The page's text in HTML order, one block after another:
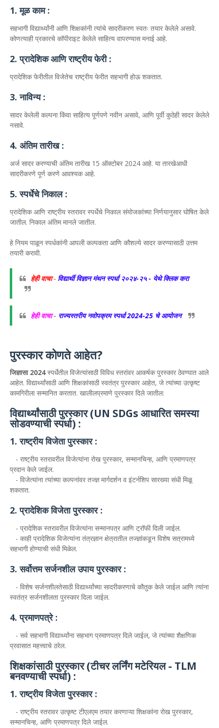
1. मूळ काम :
सहभागी विद्यार्थ्यांनी आणि शिक्षकांनी त्यांचे सादरीकरण स्वतः तयार केलेले असावे.
कोणत्याही प्रकारचे कॉपीराइट केलेले साहित्य वापरण्यास मनाई आहे.
2. प्रादेशिक आणि राष्ट्रीय फेरी :
प्रादेशिक फेरीतील विजेतेच राष्ट्रीय फेरीत सहभागी होऊ शकतात.
3. नाविन्य :
सादर केलेली कल्पना किंवा साहित्य पूर्णपणे नवीन असावे, आणि पूर्वी कुठेही सादर केलेले
नसावे.
4. अंतिम तारीख :
अर्ज सादर करण्याची अंतिम तारीख 15 ऑक्टोबर 2024 आहे. या तारखेआधी
सादरीकरणे पूर्ण करणे आवश्यक आहे.
5. स्पर्धेचे निकाल :
प्रादेशिक आणि राष्ट्रीय स्तरावर स्पर्धेचे निकाल संयोजकांच्या निर्णयानुसार घोषित केले
जातील. निकाल अंतिम मानले जातील.
हे नियम पाळून स्पर्धकांनी आपली कल्पकता आणि कौशल्ये सादर करण्यासाठी उत्तम
तयारी करावी.
हेही वाचा- विद्यार्थी विज्ञान मंथन स्पर्धा २०२४-२५ - येथे क्लिक करा
हेही वाचा- राज्यस्तरीय नवोपक्रम स्पर्धा 2024-25 चे आयोजन
पुरस्कार कोणते आहेत?
जिज्ञासा 2024स्पर्धेतील विजेत्यांसाठी विविध स्तरांवर आकर्षक पुरस्कार ठेवण्यात आले
आहेत. विद्यार्थ्यांसाठी आणि शिक्षकांसाठी स्वतंत्र पुरस्कार आहेत, जे त्यांच्या उत्कृष्ट
कामगिरीला सन्मानित करतात. खालीलप्रमाणे पुरस्कार दिले जातील:
विद्यार्थ्यांसाठी पुरस्कार (UN SDGs आधारित समस्या
सोडवण्याची स्पर्धा) :
1. राष्ट्रीय विजेता पुरस्कार :
- राष्ट्रीय स्तरावरील विजेत्यांना रोख पुरस्कार, सन्मानचिन्ह, आणि प्रमाणपत्र
प्रदान केले जाईल.
- विजेत्यांना त्यांच्या कल्पनांवर तज्ज्ञ मार्गदर्शन व इंटर्नशिप सारख्या संधी मिळू
शकतात.
2. प्रादेशिक विजेता पुरस्कार :
- प्रादेशिक स्तरावरील विजेत्यांना सन्मानपत्र आणि ट्रॉफी दिली जाईल.
- काही प्रादेशिक विजेत्यांना तंत्रज्ञान क्षेत्रातील तज्ज्ञांकडून विशेष सत्रामध्ये
सहभागी होण्याची संधी मिळेल.
3. सर्वोत्तम सर्जनशील उपाय पुरस्कार :
- विशेष सर्जनशीलतेसाठी विद्यार्थ्यांच्या सादरीकरणाचे कौतुक केले जाईल आणि त्यांना
स्वतंत्र सर्जनशीलता पुरस्कार दिला जाईल.
4. प्रमाणपत्रे :
- सर्व सहभागी विद्यार्थ्यांना सहभाग प्रमाणपत्र दिले जाईल, जे त्यांच्या शैक्षणिक
प्रवासात महत्त्वाचे ठरेल.
शिक्षकांसाठी पुरस्कार (टीचर लर्निंग मटेरियल - TLM
बनवण्याची स्पर्धा) :
1. राष्ट्रीय विजेता पुरस्कार :
- राष्ट्रीय स्तरावर उत्कृष्ट टीएलएम तयार करणाऱ्या शिक्षकांना रोख पुरस्कार,
सन्मानचिन्ह, आणि प्रमाणपत्र दिले जाईल.